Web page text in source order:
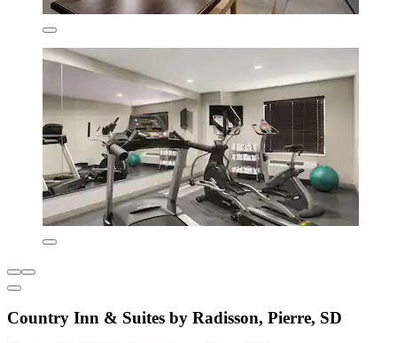
Country Inn & Suites by Radisson, Pierre, SD